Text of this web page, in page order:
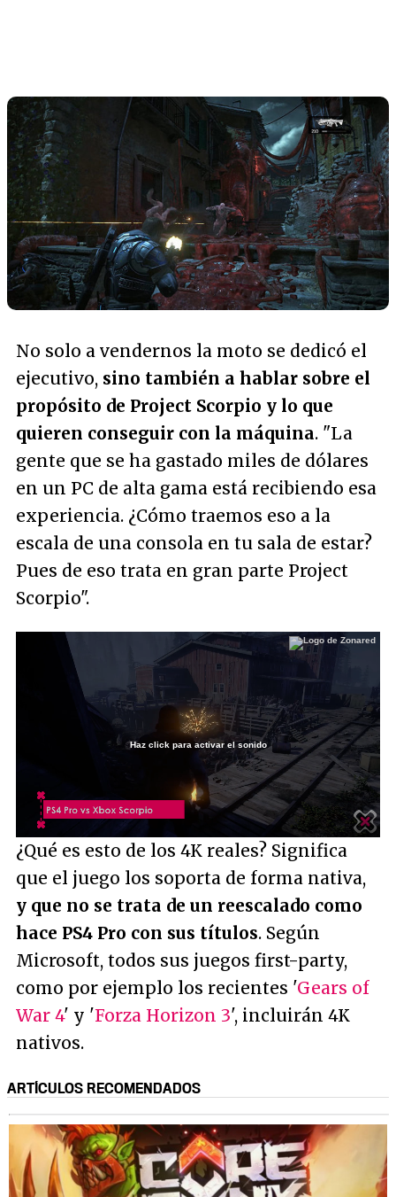
No solo a vendernos la moto se dedicó el
ejecutivo, sino también a hablar sobre el
propósito de Project Scorpio y lo que
quieren conseguir con la máquina. "La
gente que se ha gastado miles de dólares
en un PC de alta gama está recibiendo esa
experiencia. ¿Cómo traemos eso a la
escala de una consola en tu sala de estar?
Pues de eso trata en gran parte Project
Scorpio".
Unmute /
Haz click para activar el sonido
¿Qué es esto de los 4K reales? Significa
que el juego los soporta de forma nativa,
y que no se trata de un reescalado como
hace PS4 Pro con sus títulos. Según
Microsoft, todos sus juegos first-party,
como por ejemplo los recientes 'Gears of
War 4' y 'Forza Horizon 3', incluirán 4K
nativos.
ARTÍCULOS RECOMENDADOS